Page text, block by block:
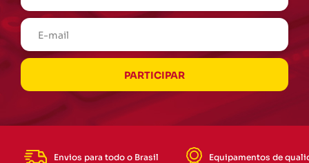
Envios para todo o Brasil Equipamentos de